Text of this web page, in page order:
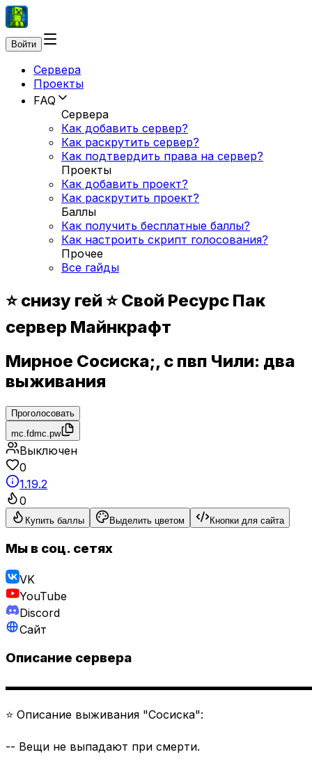
Войти
Сервера
Проекты
FAQ
Сервера
Как добавить сервер?
Как раскрутить сервер?
Как подтвердить права на сервер?
Проекты
Как добавить проект?
Как раскрутить проект?
Баллы
Как получить бесплатные баллы?
Как настроить скрипт голосования?
Прочее
Все гайды
⭐ снизу гей ⭐ Свой Ресурс Пак
сервер Майнкрафт
Мирное Сосиска;, с пвп Чили: два
выживания
Проголосовать
mc.fdmc.pw
Выключен
0
1.19.2
0
Купить баллы Выделить цветом Кнопки для сайта
Мы в соц. сетях
VK
YouTube
Discord
Сайт
Описание сервера
⭐ Описание выживания "Сосиска":
-- Вещи не выпадают при смерти.